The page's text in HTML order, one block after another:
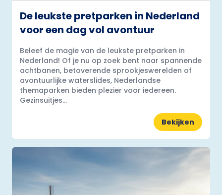
De leukste pretparken in Nederland
voor een dag vol avontuur
Beleef de magie van de leukste pretparken in
Nederland! Of je nu op zoek bent naar spannende
achtbanen, betoverende sprookjeswerelden of
avontuurlijke waterslides, Nederlandse
themaparken bieden plezier voor iedereen.
Gezinsuitjes...
Bekijken